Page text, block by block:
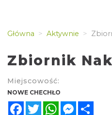
Główna Aktywnie
Zbiornik
Miejscowość:
NOWE CHECHŁO
FacebookTwitterWhatsApp